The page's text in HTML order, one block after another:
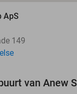
ApS
149
van Anew